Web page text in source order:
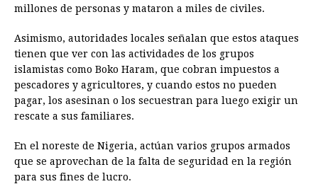
millones de personas y mataron a miles de civiles.
Asimismo, autoridades locales señalan que estos ataques
tienen que ver con las actividades de los grupos
islamistas como Boko Haram, que cobran impuestos a
pescadores y agricultores, y cuando estos no pueden
pagar, los asesinan o los secuestran para luego exigir un
rescate a sus familiares.
En el noreste de Nigeria, actúan varios grupos armados
que se aprovechan de la falta de seguridad en la región
para sus fines de lucro.